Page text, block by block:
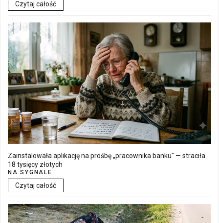
Czytaj całość
Zainstalowała aplikację na prośbę „pracownika banku" — straciła
18 tysięcy złotych
NA SYGNALE
Czytaj całość